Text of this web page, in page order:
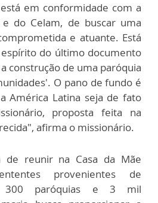
em conformidade com a
do Celam, de buscar uma
e atuante. Está
do último documento
construção de uma paróquia
O pano de fundo é
América Latina seja de fato
proposta feita na
afirma o missionário.
de reunir na Casa da Mãe
provenientes de
300 paróquias e 3 mil